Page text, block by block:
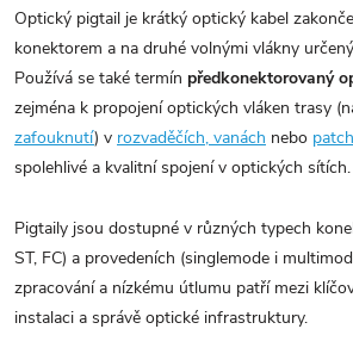
Optický pigtail je krátký optický kabel
konektorem a na druhé volnými vlákny
Používá se také termín předkonektorovaný
zejména k propojení optických vláken trasy
zafouknutí) v rozvaděčích, vanách nebo
spolehlivé a kvalitní spojení v optických sítích.
Pigtaily jsou dostupné v různých typech
ST, FC) a provedeních (singlemode i
zpracování a nízkému útlumu patří mezi
instalaci a správě optické infrastruktury.